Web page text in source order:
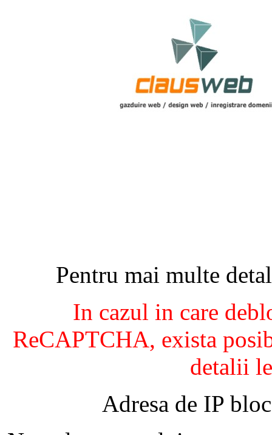
Pentru mai multe
In cazul in care
ReCAPTCHA, exista
detalii
Adresa de IP